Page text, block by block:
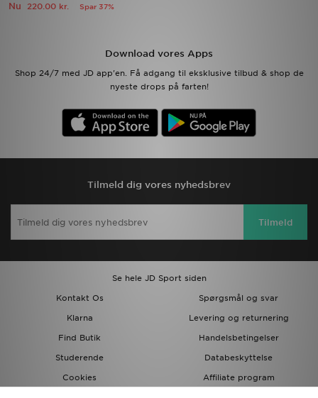
Nu 220.00 kr. Spar 37%
Download vores Apps
Shop 24/7 med JD app'en. Få adgang til eksklusive tilbud & shop de
nyeste drops på farten!
Tilmeld dig vores nyhedsbrev
Tilmeld
Se hele JD Sport siden
Kontakt Os
Spørgsmål og svar
Klarna
Levering og returnering
Find Butik
Handelsbetingelser
Studerende
Databeskyttelse
Cookies
Affiliate program
Hjælp & information